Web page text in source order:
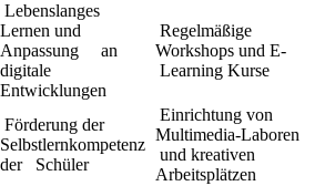
Lebenslanges
Lernen und
Anpassung an
digitale
Entwicklungen
Regelmäßige
Workshops und E-
Learning Kurse
Förderung der
Selbstlernkompetenz
der Schüler
Einrichtung von
Multimedia-Laboren
und kreativen
Arbeitsplätzen